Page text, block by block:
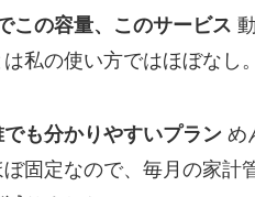
この容量、このサービス
私の使い方ではほぼな
も分かりやすいプランめ
固定なので、毎月の家計